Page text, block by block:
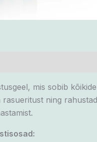
mis sobib
ning